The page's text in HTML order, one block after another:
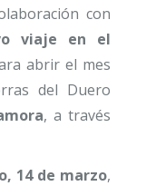
con
viaje en el
abrir el mes
del Duero
, a través
14 de marzo,